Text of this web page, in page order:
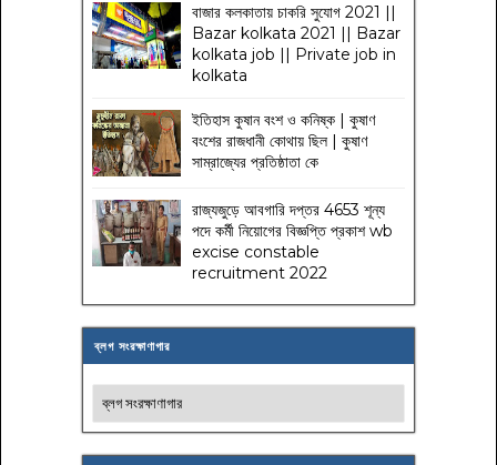
বাজার কলকাতায় চাকরি সুযোগ 2021 ||
Bazar kolkata 2021 || Bazar
kolkata job || Private job in
kolkata
ইতিহাস কুষান বংশ ও কনিষ্ক | কুষাণ
বংশের রাজধানী কোথায় ছিল | কুষাণ
সাম্রাজ্যের প্রতিষ্ঠাতা কে
রাজ্যজুড়ে আবগারি দপ্তর 4653 শূন্য
পদে কর্মী নিয়োগের বিজ্ঞপ্তি প্রকাশ wb
excise constable
recruitment 2022
ব্লগ সংরক্ষাণাগার